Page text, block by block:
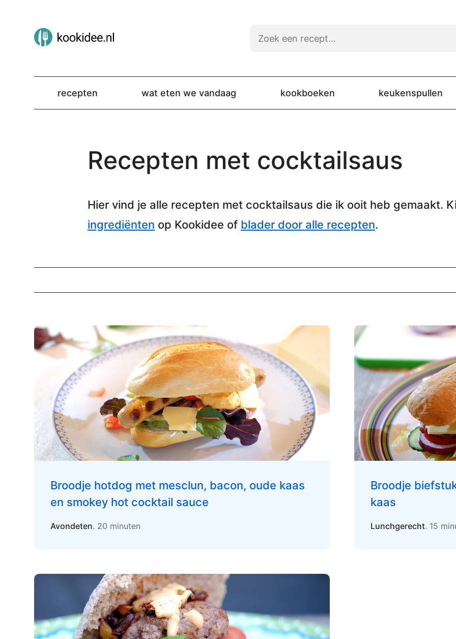
recepten wat eten we vandaag kookboeken keukenspullen
Recepten met cocktailsaus
Hier vind je alle recepten met cocktailsaus die ik ooit heb gemaakt.
ingrediënten op Kookidee of blader door alle recepten.
Broodje hotdog met mesclun, bacon, oude kaas
en smokey hot cocktail sauce
Avondeten. 20 minuten
Broodje
kaas
Lunchgerecht. 15